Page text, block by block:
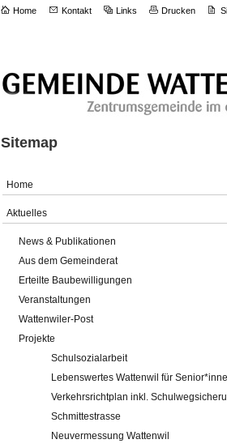
Home Kontakt Links Drucken
Sitemap
Home
Aktuelles
News & Publikationen
Aus dem Gemeinderat
Erteilte Baubewilligungen
Veranstaltungen
Wattenwiler-Post
Projekte
Schulsozialarbeit
Lebenswertes Wattenwil für
Verkehrsrichtplan inkl.
Schmittestrasse
Neuvermessung Wattenwil